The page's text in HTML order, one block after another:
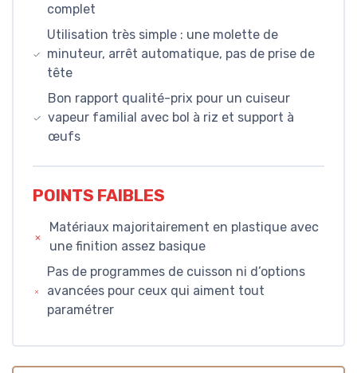
complet
Utilisation très simple : une molette de
minuteur, arrêt automatique, pas de prise de
tête
Bon rapport qualité-prix pour un cuiseur
vapeur familial avec bol à riz et support à
œufs
POINTS FAIBLES
Matériaux majoritairement en plastique avec
une finition assez basique
Pas de programmes de cuisson ni d’options
avancées pour ceux qui aiment tout
paramétrer